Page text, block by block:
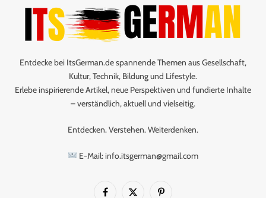
Entdecke bei ItsGerman.de spannende Themen aus Gesellschaft,
Kultur, Technik, Bildung und Lifestyle.
Erlebe inspirierende Artikel, neue Perspektiven und fundierte Inhalte
– verständlich, aktuell und vielseitig.
Entdecken. Verstehen. Weiterdenken.
E-Mail: info.itsgerman@gmail.com